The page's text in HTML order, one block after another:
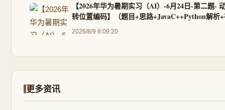
【2026年华为暑期实习（AI）-6月24日-第二题-
转位置编码】（题目+思路+JavaC++Python解析
测试)
2026/8/9 8:09:20
更多资讯